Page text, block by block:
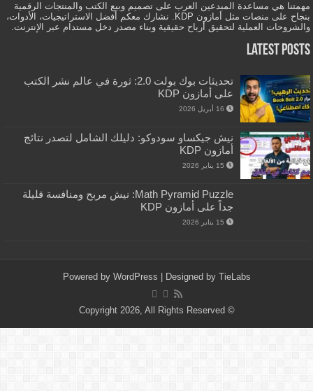
مهمتنا هي مساعدة المبدعين العرب على تصميم وبيع الكتب والمنتجات الرقمية
بنجاح على منصات مثل أمازون KDP. نشارك معكم أفضل الاستراتيجيات، الأدوات،
والشروحات العملية لتحقيق أرباح حقيقية وبناء مصدر دخل مستدام عبر الإنترنت.
Latest Posts
تحديثات بوك بولت 2.0: ثورة في عالم نشر الكتب
على أمازون KDP
16 أبريل 2026
نيش جيكساو سودوكو: دليلك الشامل لتصدر نتائج
أمازون KDP
15 يناير 2026
Math Pyramid Puzzle: نيش مربح ومنافسة قليلة
جداً على أمازون KDP
15 يناير 2026
Powered by WordPress | Designed by TieLabs
© Copyright 2026, All Rights Reserved